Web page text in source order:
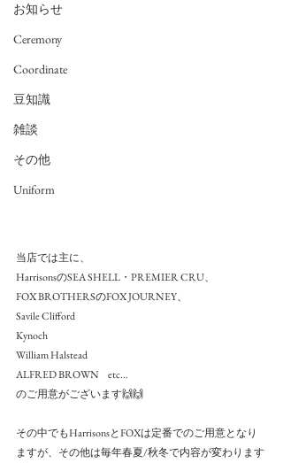
お知らせ
Ceremony
Coordinate
豆知識
雑談
その他
Uniform
当店では主に、
HarrisonsのSEA SHELL・PREMIER CRU、
FOX BROTHERSのFOX JOURNEY、
Savile Clifford
Kynoch
William Halstead
ALFRED BROWN     etc...
のご用意がございます🙌🙌
その中でもHarrisonsとFOXは定番でのご用意となり
ますが、その他は毎年春夏/秋冬で内容が変わります